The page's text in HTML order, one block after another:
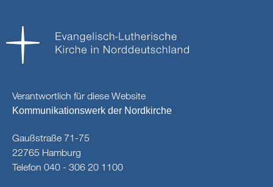
Verantwortlich für diese Website
Kommunikationswerk der Nordkirche
Gaußstraße 71-75
22765 Hamburg
Telefon 040 - 306 20 1100